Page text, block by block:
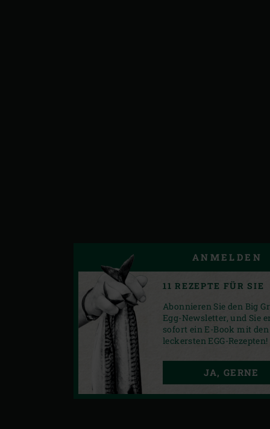
ANMELDEN
11 REZEPTE FÜR SIE
Abonnieren Sie den Big
Egg-Newsletter, und Sie
sofort ein E-Book mit den
leckersten EGG-Rezepten!
JA, GERNE